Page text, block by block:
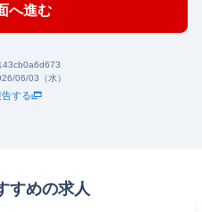
へ進む
06/03（水）
する
すめの求人